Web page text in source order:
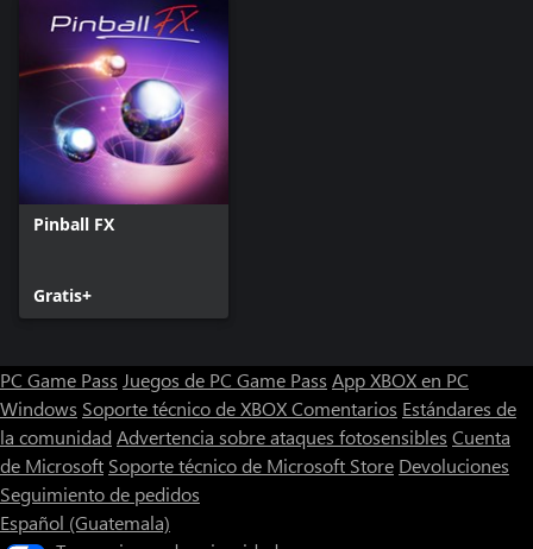
Pinball FX
Gratis+
PC Game Pass Juegos de PC Game Pass App XBOX en PC
Windows Soporte técnico de XBOXComentarios Estándares de
la comunidad Advertencia sobre ataques fotosensibles Cuenta
de Microsoft Soporte técnico de Microsoft Store Devoluciones
Seguimiento de pedidos
Español (Guatemala)